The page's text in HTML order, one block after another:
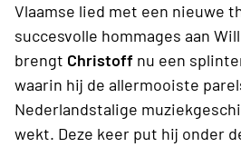
Vlaamse lied met een nieuwe
succesvolle hommages aan
brengt Christoff nu een
waarin hij de allermooiste
Nederlandstalige
wekt. Deze keer put hij onder